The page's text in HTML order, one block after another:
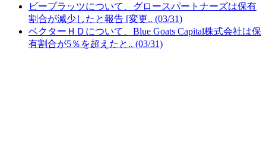
ビープラッツについて、グロースパートナーズは保有
割合が減少したと報告 [変更.. (03/31)
ベクターＨＤについて、Blue Goats Capital株式会社は保
有割合が5％を超えたと.. (03/31)